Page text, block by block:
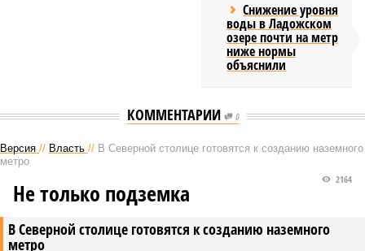
Снижение уровня
воды в Ладожском
озере почти на метр
ниже нормы
объяснили
КОММЕНТАРИИ 0
Версия // Власть // В Северной столице готовятся к созданию наземного
метро
В Северной столице готовятся к созданию наземного
метро
2164
Не только подземка